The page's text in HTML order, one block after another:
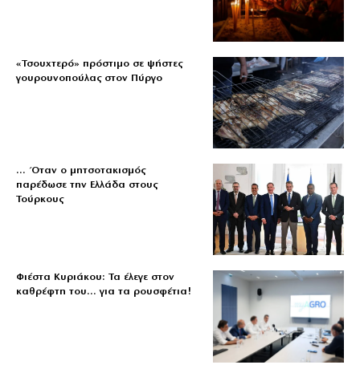
«Τσουχτερό» πρόστιμο σε ψήστες
γουρουνοπούλας στον Πύργο
… Όταν ο μητσοτακισμός
παρέδωσε την Ελλάδα στους
Τούρκους
Φιέστα Κυριάκου: Τα έλεγε στον
καθρέφτη του… για τα ρουσφέτια!